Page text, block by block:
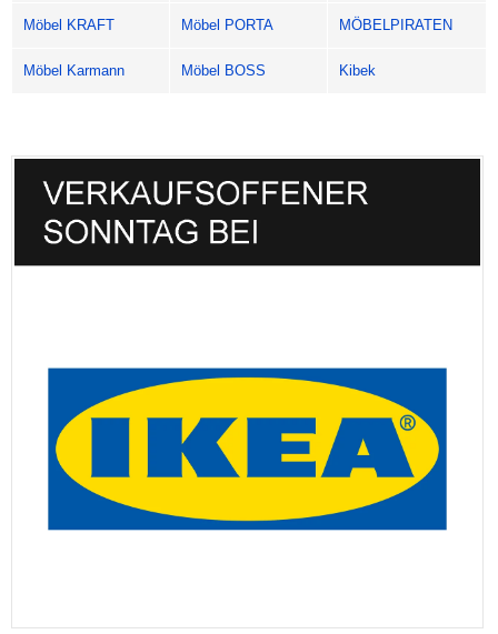
Möbel KRAFT Möbel PORTA MÖBELPIRATEN
Möbel Karmann Möbel BOSS Kibek